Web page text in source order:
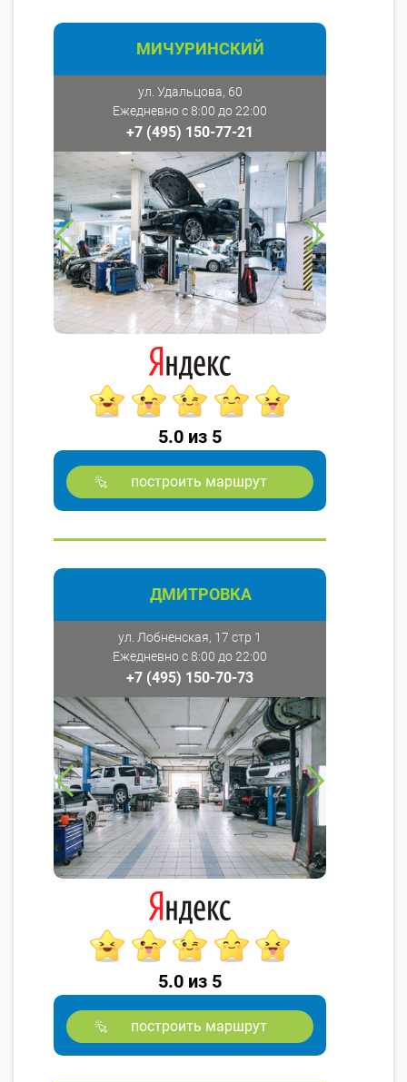
МИЧУРИНСКИЙ
ул. Удальцова, 60
Ежедневно с 8:00 до 22:00
+7 (495) 150-77-21
5.0 из 5
построить маршрут
ДМИТРОВКА
ул. Лобненская, 17 стр 1
Ежедневно с 8:00 до 22:00
+7 (495) 150-70-73
5.0 из 5
построить маршрут